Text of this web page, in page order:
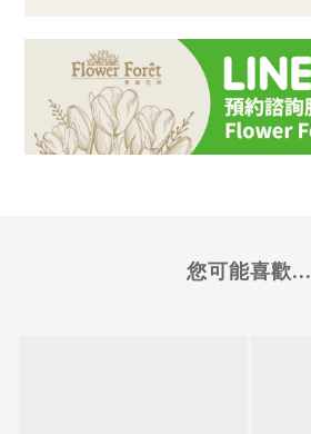
您可能喜歡...